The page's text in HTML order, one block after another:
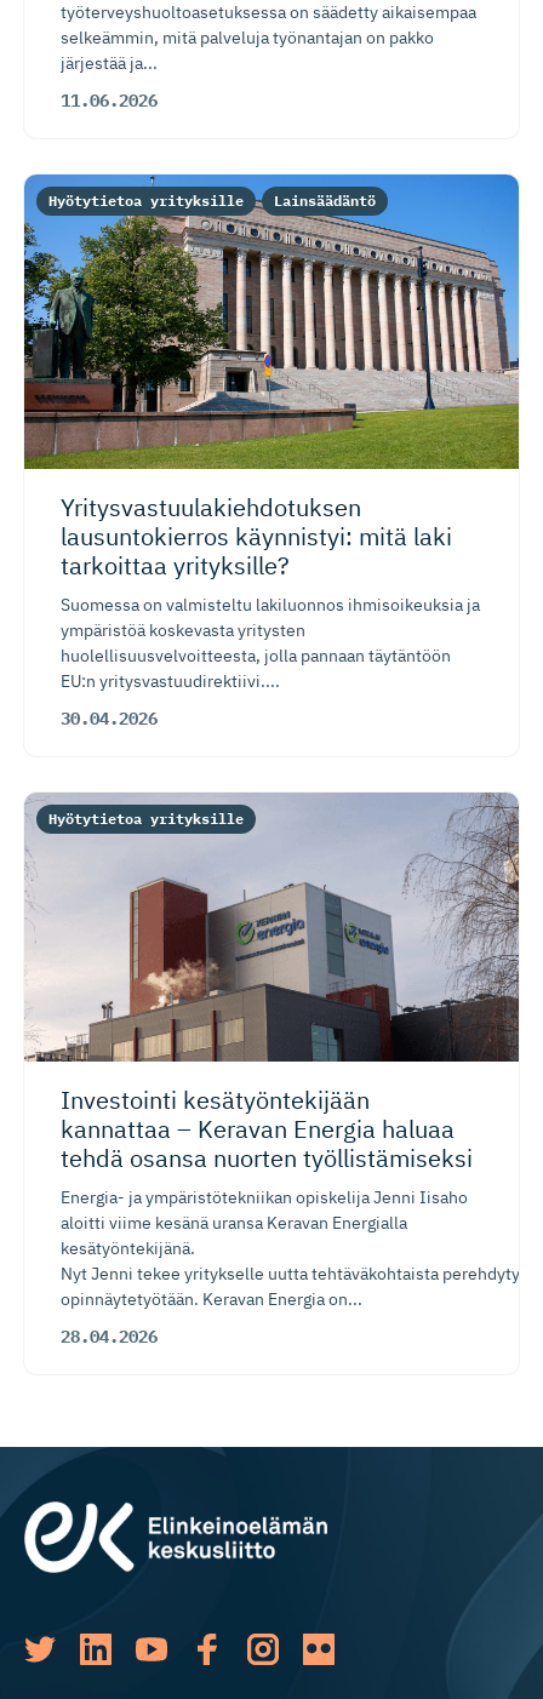
työterveyshuoltoasetuksessa on säädetty aikaisempaa
selkeämmin, mitä palveluja työnantajan on pakko
järjestää ja...
11.06.2026
Yritysvas­tuu­la­kieh­do­tuksen
lausuntokierros käynnistyi: mitä laki
tarkoittaa yrityksille?
Suomessa on valmisteltu lakiluonnos ihmisoikeuksia ja
ympäristöä koskevasta yritysten
huolellisuusvelvoitteesta, jolla pannaan täytäntöön
EU:n yritysvastuudirektiivi....
30.04.2026
Hyötytietoa yrityksille Lainsäädäntö
Investointi kesätyönte­kijään
kannattaa – Keravan Energia haluaa
tehdä osansa nuorten työllistä­miseksi
Energia- ja ympäristötekniikan opiskelija Jenni Iisaho
aloitti viime kesänä uransa Keravan Energialla
kesätyöntekijänä.
Nyt Jenni tekee yritykselle uutta tehtäväkohtaista
opinnäytetyötään. Keravan Energia on...
28.04.2026
Hyötytietoa yrityksille